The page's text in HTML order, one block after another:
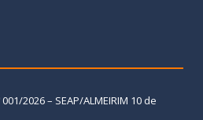
001/2026 – SEAP/ALMEIRIM 10 de